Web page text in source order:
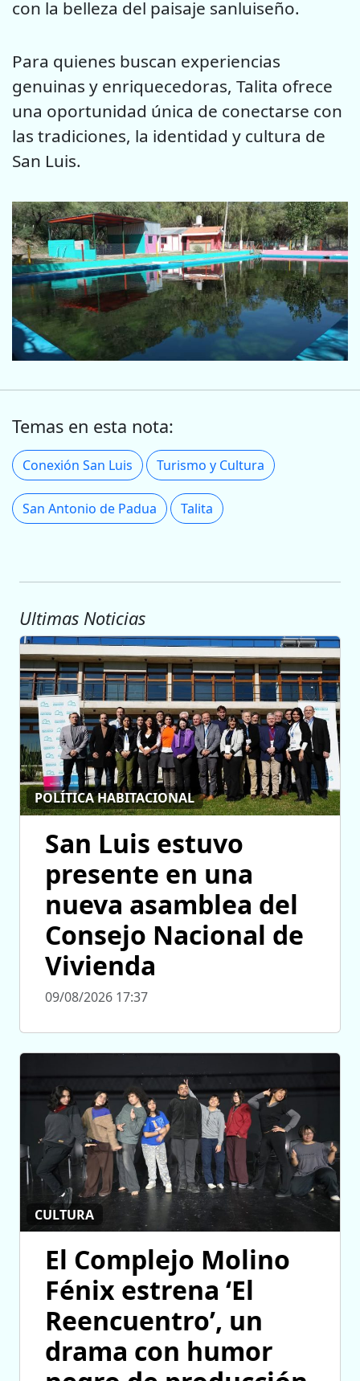
con la belleza del paisaje sanluiseño.
Para quienes buscan experiencias
genuinas y enriquecedoras, Talita ofrece
una oportunidad única de conectarse con
las tradiciones, la identidad y cultura de
San Luis.
Temas en esta nota:
Conexión San Luis Turismo y Cultura
San Antonio de Padua Talita
Ultimas Noticias
POLÍTICA HABITACIONAL
San Luis estuvo
presente en una
nueva asamblea del
Consejo Nacional de
Vivienda
09/08/2026 17:37
CULTURA
El Complejo Molino
Fénix estrena ‘El
Reencuentro’, un
drama con humor